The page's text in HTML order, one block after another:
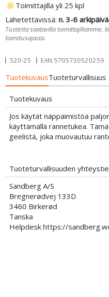
fiber_manual_record Toimittajilla yli 25 kpl
Lähetettävissä:n. 3-6
Tuotetta saatavilla toimittajiltamme,
toimitusajasta.
520-25 EAN 5705730520259
TuotekuvausTuoteturvallisuus
Tuotekuvaus
Jos käytät näppäimistöä
käyttämällä rannetukea.
geelistä, joka muovautuu
Tuoteturvallisuuden
Sandberg A/S
Bregnerødvej 133D
3460 Birkerød
Tanska
Helpdesk https://